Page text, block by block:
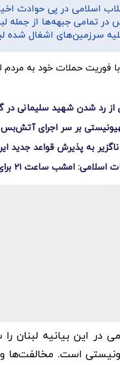
اسلامی در پی حوادث
تمامی جبهه‌ها از جمله
سرزمین‌های اشغال شده
از رد شدن شهید سلیمانی
بر سر اجرای آتش‌بس
به پذیرش قواعد جدید
برای حمایت از مردم لبنان به خیابان می‌آییم
در این بیانیه
است. مخالفت‌ها و